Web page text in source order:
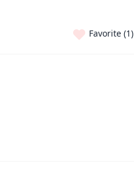
Favorite (1)